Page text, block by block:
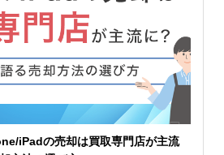
iPadの売却は買取専門店が主流